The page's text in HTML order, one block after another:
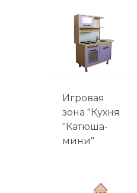
Игровая
зона "Кухня
"Катюша-
мини"